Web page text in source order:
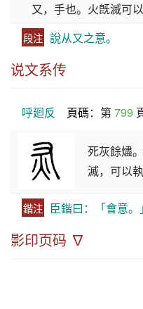
又，手也。火旣滅可以
段注 說从又之意。
说文系传
呼廻反 頁碼：第 799
死灰餘燼
滅，可以執
鍇注 臣鍇曰：「會意。」
影印页码 ∇